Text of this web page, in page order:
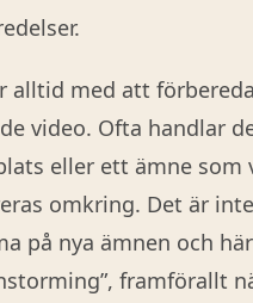
alltid med att
video. Ofta handlar
eller ett ämne som
omkring. Det är
på nya ämnen och
framförallt